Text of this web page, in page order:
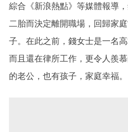
綜合《新浪熱點》等媒體報導
二胎而決定離開職場，回歸家
子。在此之前，錢女士是一名
而且還在律所工作，更令人羨
的老公，也有孩子，家庭幸福。